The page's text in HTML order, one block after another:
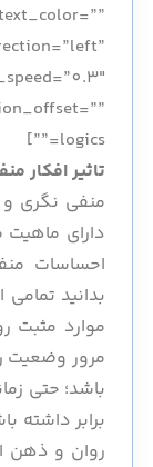
logics=””]
تاثیر افکار
منفی نگری و
دارای ماهیت
احساسات
بدانید
موارد مثبت
مرور وضعیت
باشد؛ حتی
برابر داشته
روان و ذهن